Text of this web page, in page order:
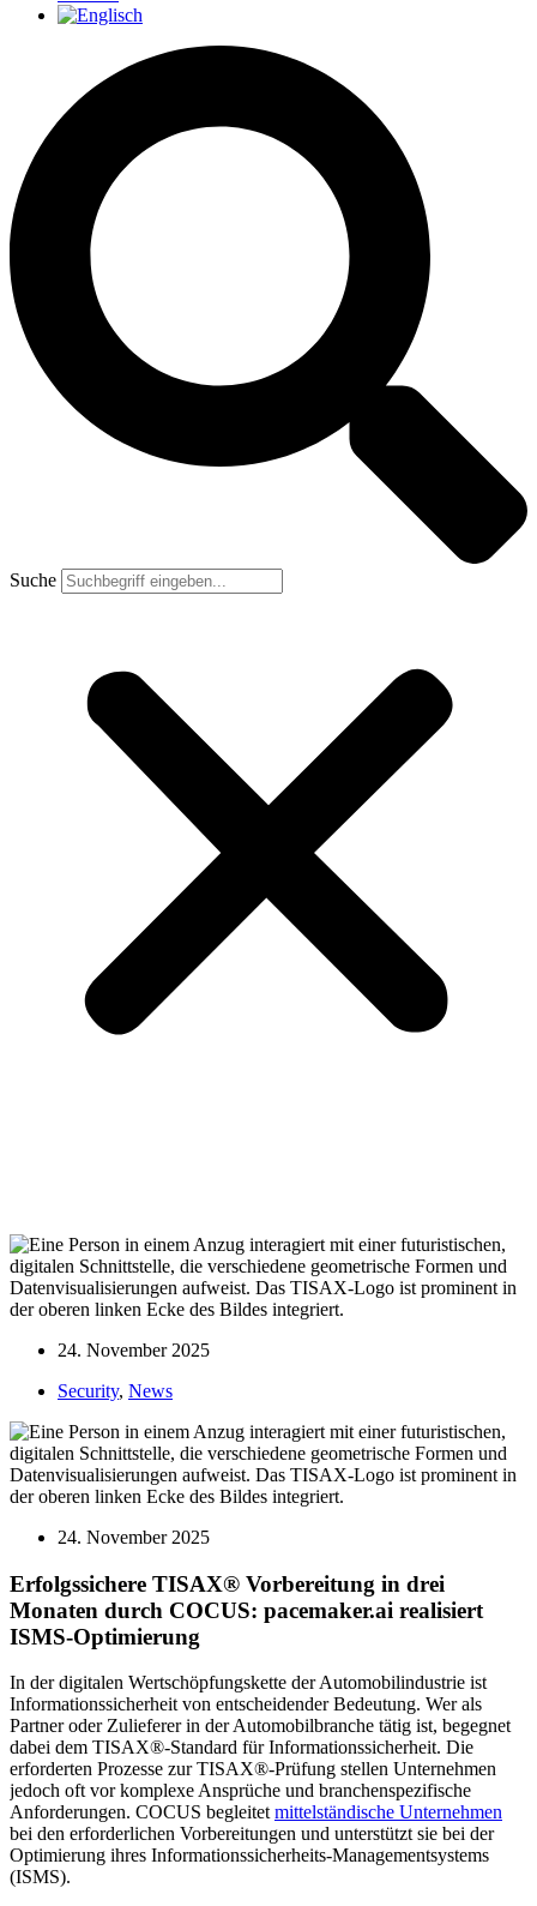
Suche
24. November 2025
Security, News
24. November 2025
Erfolgssichere TISAX® Vorbereitung in drei
Monaten durch COCUS: pacemaker.ai realisiert
ISMS-Optimierung
In der digitalen Wertschöpfungskette der Automobilindustrie ist
Informationssicherheit von entscheidender Bedeutung. Wer als
Partner oder Zulieferer in der Automobilbranche tätig ist, begegnet
dabei dem TISAX®-Standard für Informationssicherheit. Die
erforderten Prozesse zur TISAX®-Prüfung stellen Unternehmen
jedoch oft vor komplexe Ansprüche und branchenspezifische
Anforderungen. COCUS begleitetmittelständische Unternehmen
bei den erforderlichen Vorbereitungen und unterstützt sie bei der
Optimierung ihres Informationssicherheits-Managementsystems
(ISMS).